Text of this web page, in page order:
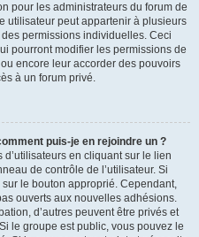
pour les administrateurs du forum de
utilisateur peut appartenir à plusieurs
permissions individuelles. Ceci
pourront modifier les permissions de
encore leur accorder des pouvoirs
à un forum privé.
puis-je en rejoindre un ?
en cliquant sur le lien
de contrôle de l’utilisateur. Si
le bouton approprié. Cependant,
ouverts aux nouvelles adhésions.
d’autres peuvent être privés et
le groupe est public, vous pouvez le